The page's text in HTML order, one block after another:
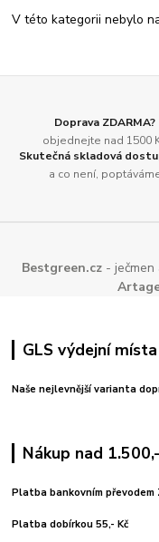
V této kategorii nebylo
Doprava ZDARMA?
objednejte nad 1500
Skutečná skladová
a co není,
Bestgreen.cz -
GLS výdejní
Naše nejlevnější varianta
Nákup nad
Platba bankovním převodem
Platba dobírkou 55,- Kč